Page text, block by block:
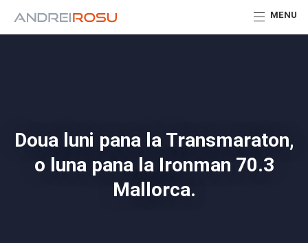
MENU
Doua luni pana la Transmaraton,
o luna pana la Ironman 70.3
Mallorca.